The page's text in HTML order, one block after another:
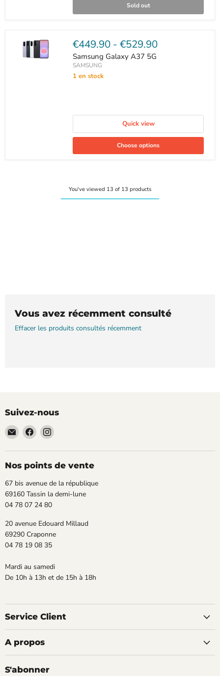
Sold out
€449.90 - €529.90
Samsung Galaxy A37 5G
SAMSUNG
1 en stock
Quick view
Choose options
You've viewed 13 of 13 products
Vous avez récemment consulté
Effacer les produits consultés récemment
Suivez-nous
Email
TECLAB
Trouvez-
nous
sur
Facebook
Trouvez-
sur
Instagram
Nos points de vente
67 bis avenue de la république
69160 Tassin la demi-lune
04 78 07 24 80
20 avenue Edouard Millaud
69290 Craponne
04 78 19 08 35
Mardi au samedi
De 10h à 13h et de 15h à 18h
Service Client
A propos
S'abonner